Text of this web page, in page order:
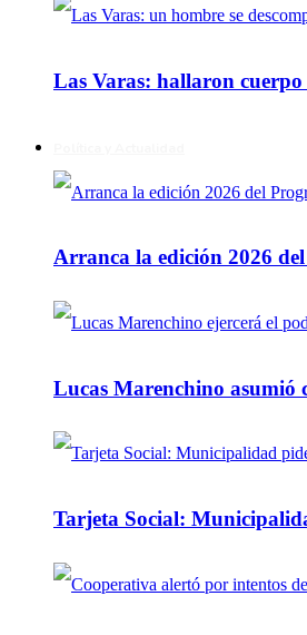
Las Varas: hallaron
Arranca la edición 2026
Lucas Marenchino asumió
Tarjeta Social: